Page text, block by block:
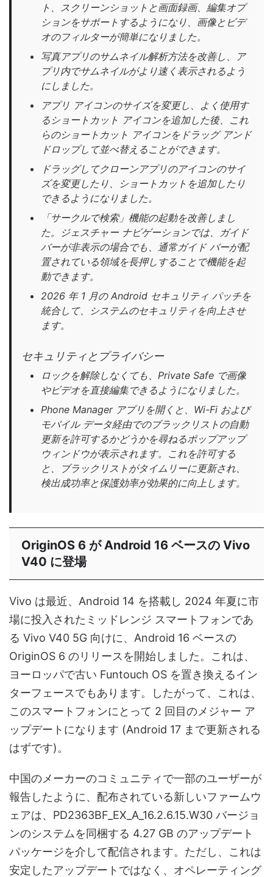
ト、スクリーンショットと画面録画、編集オプ
ションをサポートするようになり、画像とビデ
オのフィルターが簡単になりました。
写真アプリのサムネイル解析方法を改善し、ア
プリ内でサムネイルがより速く表示されるよう
にしました。
アプリ アイコンのサイズを変更し、よく使用す
るショートカット アイコンを追加した後、これ
らのショートカット アイコンをドラッグ アンド
ドロップして並べ替えることができます。
ドラッグしてクローンアプリのアイコンのサイ
ズを変更したり、ショートカットを追加したり
できるようになりました。
「サークルで検索」機能の起動を改善しまし
た。ジェスチャー ナビゲーションでは、ガイド
バーが非表示の場合でも、通常ガイド バーが配
置されている領域を長押しすることで機能を起
動できます。
2026 年 1 月の Android セキュリティ パッチを
統合して、システムのセキュリティを向上させ
ます。
セキュリティとプライバシー
ロックを解除しなくても、Private Safe で画像
やビデオを直接編集できるようになりました。
Phone Manager アプリを開くと、Wi-Fi および
モバイル データ経由でのブラックリストの自動
更新を許可するかどうかを尋ねるポップアップ
ウィンドウが表示されます。これを許可する
と、ブラックリストがタイムリーに更新され、
検出成功率と保護効率が効果的に向上します。
OriginOS 6 が Android 16 ベースの Vivo
V40 に登場
Vivo は最近、Android 14 を搭載し 2024 年夏に市
場に投入されたミッドレンジ スマートフォンであ
る Vivo V40 5G 向けに、Android 16 ベースの
OriginOS 6 のリリースを開始しました。これは、
ヨーロッパで古い Funtouch OS を置き換えるイン
ターフェースでもあります。したがって、これは、
このスマートフォンにとって 2 回目のメジャー ア
ップデートになります (Android 17 まで更新される
はずです)。
中国のメーカーのコミュニティで一部のユーザーが
報告したように、配布されている新しいファームウ
ェアは、PD2363BF_EX_A_16.2.6.15.W30 バージョ
ンのシステムを同梱する 4.27 GB のアップデート
パッケージを介して配信されます。ただし、これは
安定したアップデートではなく、オペレーティング